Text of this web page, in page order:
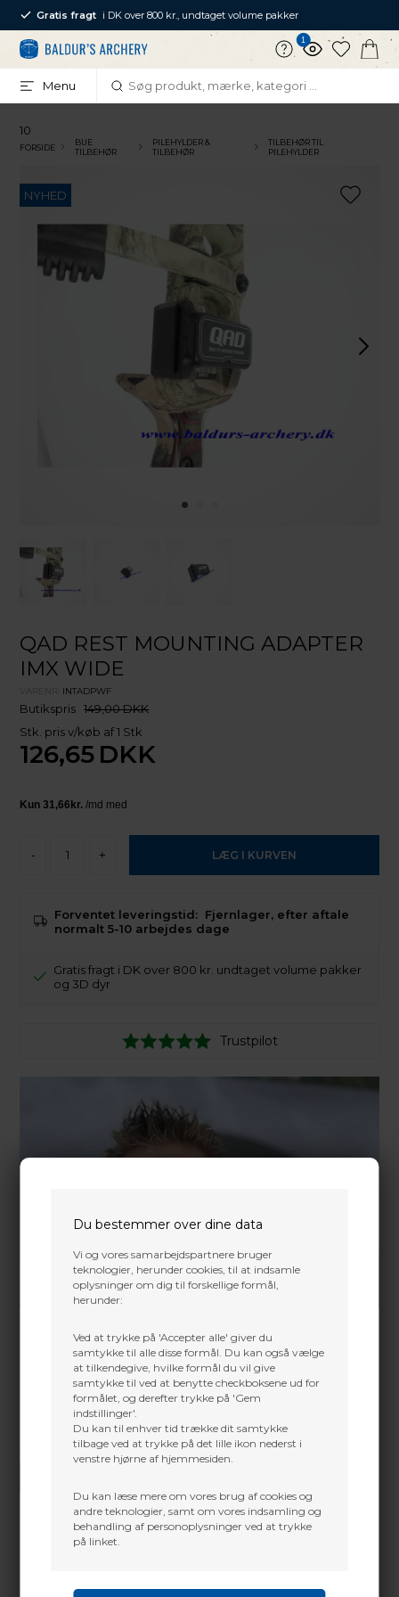
Du bestemmer over dine data
Vi og vores samarbejdspartnere bruger
teknologier, herunder cookies, til at indsamle
oplysninger om dig til forskellige formål,
herunder:
Ved at trykke på 'Accepter alle' giver du
samtykke til alle disse formål. Du kan også vælge
at tilkendegive, hvilke formål du vil give
samtykke til ved at benytte checkboksene ud for
formålet, og derefter trykke på 'Gem
indstillinger'.
Du kan til enhver tid trække dit samtykke
tilbage ved at trykke på det lille ikon nederst i
venstre hjørne af hjemmesiden.
Du kan læse mere om vores brug af cookies og
andre teknologier, samt om vores indsamling og
behandling af personoplysninger ved at trykke
på linket.
Gratis fragt i DK over 800 kr., undtaget volume pakker
1
Menu
10
FORSIDE
BUE
TILBEHØR
PILEHYLDER &
TILBEHØR
TILBEHØR TIL
PILEHYLDER
NYHED
QAD REST MOUNTING ADAPTER
IMX WIDE
INTADPWF
Butikspris 149,00 DKK
Stk. pris v/køb af 1 Stk
126,65 DKK
- +
Forventet leveringstid: Fjernlager, efter aftale
normalt 5-10 arbejdes dage
Gratis fragt i DK over 800 kr. undtaget volume pakker
og 3D dyr
Trustpilot
Vi gør vores bedste for at besvare alle henvendelser indenfor 24 timer.
Mere info